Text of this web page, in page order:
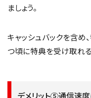
ましょう。
キャッシュバックを含め
つ頃に特典を受け取れ
デメリット⑤通信速